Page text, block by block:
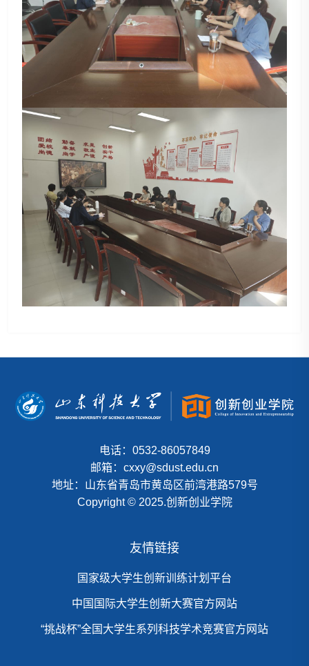
电话：0532-86057849
邮箱：cxxy@sdust.edu.cn
地址：山东省青岛市黄岛区前湾港路579号
Copyright © 2025.创新创业学院
友情链接
国家级大学生创新训练计划平台
中国国际大学生创新大赛官方网站
“挑战杯”全国大学生系列科技学术竞赛官方网站